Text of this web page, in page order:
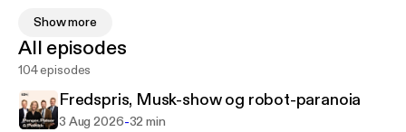
skjæringspunktet mellom politikk og økonomi.
Kommentator og programleder Ina Vedde-
Fjærestad kaller hver mandag inn sitt faste panel
bestående av politisk redaktør i E24 Torbjørn Røe
Isaksen, børskommentator Roar Valderhaug og
Show more
All episodes
104 episodes
Fredspris, Musk-show og robot-paranoia
3 Aug 2026-32 min